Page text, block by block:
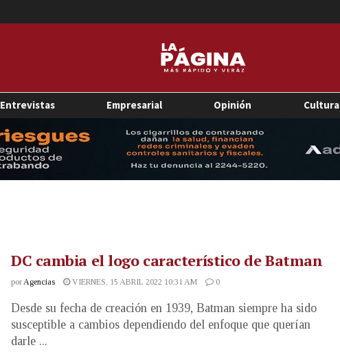
Entrevistas Empresarial Opinión Cultura
DC cambia el logo característico de Batman
porAgencias VIERNES, 15 ABRIL 2022 10:31 AM 0
Desde su fecha de creación en 1939, Batman siempre ha sido
susceptible a cambios dependiendo del enfoque que querían
darle ...